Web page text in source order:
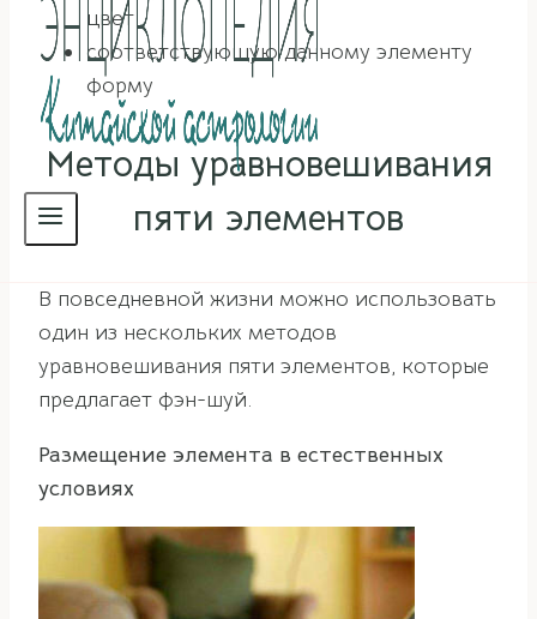
цвет
соответствующую данному элементу
форму
Методы уравновешивания
пяти элементов
В повседневной жизни можно использовать
один из нескольких методов
уравновешивания пяти элементов, которые
предлагает фэн-шуй.
Размещение элемента в естественных
условиях